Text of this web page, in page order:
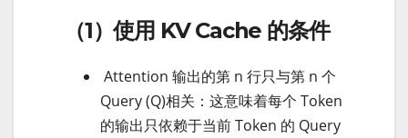
（1）使用 KV Cache 的条件
Attention 输出的第 n 行只与第 n 个
Query (Q)相关：这意味着每个 Token
的输出只依赖于当前 Token 的 Query